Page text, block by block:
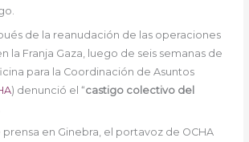
de la reanudación de las operaciones
la Franja Gaza, luego de seis semanas de
para la Coordinación de Asuntos
) denunció el “castigo colectivo del
en Ginebra, el portavoz de OCHA